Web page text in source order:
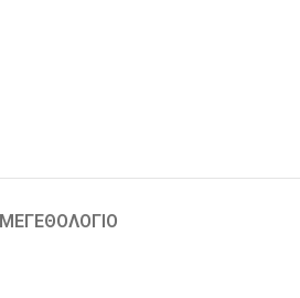
ΜΕΓΕΘΟΛΟΓΙΟ